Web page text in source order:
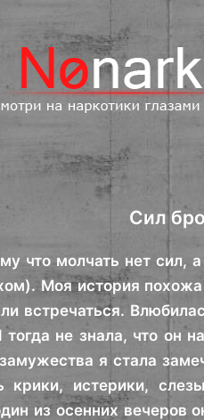
Сил
что молчать нет сил,
Моя история
встречаться.
не знала, что он
я стала
крики, истерики,
из осенних вечеров